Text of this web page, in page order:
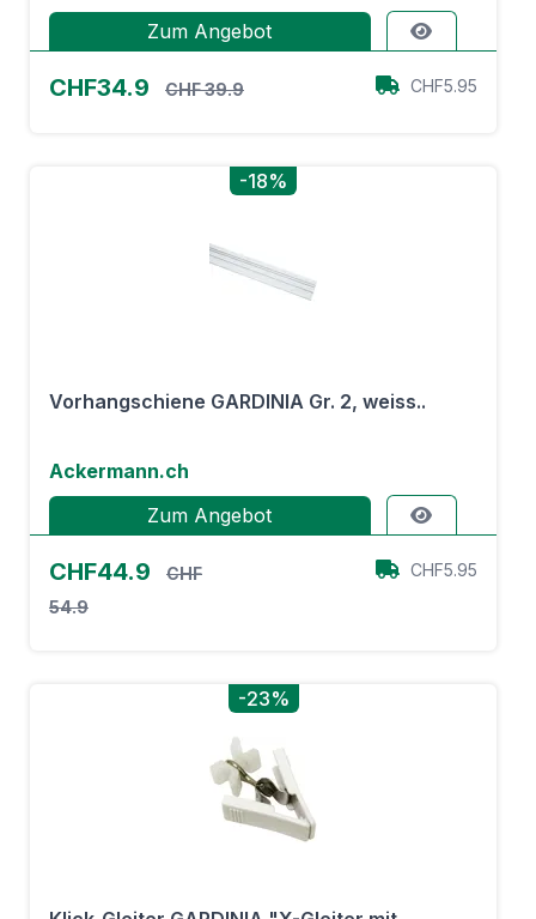
Zum Angebot
CHF34.9 CHF 39.9 CHF5.95
-18%
Vorhangschiene GARDINIA Gr. 2, weiss..
Ackermann.ch
Zum Angebot
CHF44.9
CHF
54.9
CHF5.95
-23%